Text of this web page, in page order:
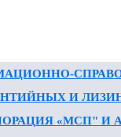
И
«МСП" И